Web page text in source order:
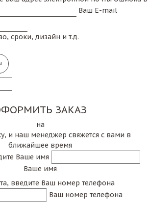
Ваш E-mail
сроки, дизайн и т.д.
ЗАКАЗ
на
и наш менеджер свяжется с вами в
ближайшее время
Ваше имя
Ваше имя
введите Ваш номер телефона
Ваш номер телефона